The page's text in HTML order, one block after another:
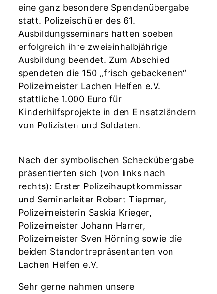
eine ganz besondere Spendenübergabe
statt. Polizeischüler des 61.
Ausbildungsseminars hatten soeben
erfolgreich ihre zweieinhalbjährige
Ausbildung beendet. Zum Abschied
spendeten die 150 „frisch gebackenen“
Polizeimeister Lachen Helfen e.V.
stattliche 1.000 Euro für
Kinderhilfsprojekte in den Einsatzländern
von Polizisten und Soldaten.
Nach der symbolischen Scheckübergabe
präsentierten sich (von links nach
rechts): Erster Polizeihauptkommissar
und Seminarleiter Robert Tiepmer,
Polizeimeisterin Saskia Krieger,
Polizeimeister Johann Harrer,
Polizeimeister Sven Hörning sowie die
beiden Standortrepräsentanten von
Lachen Helfen e.V.
Sehr gerne nahmen unsere